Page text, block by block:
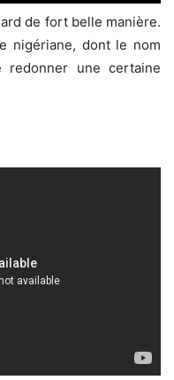
de fort belle manière.
nigériane, dont le nom
redonner une certaine